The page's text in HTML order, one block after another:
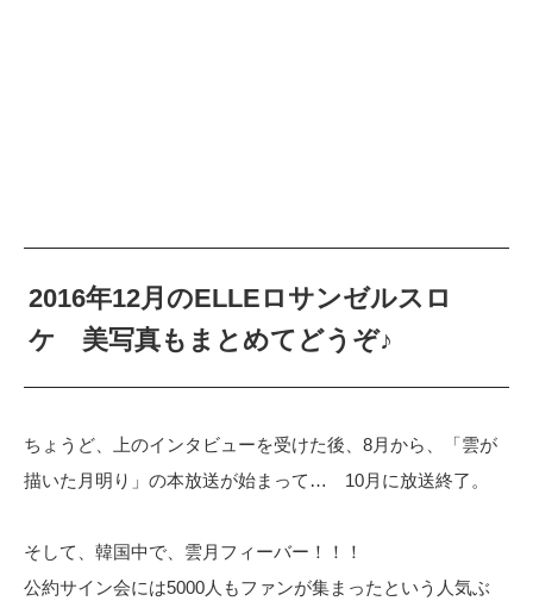
2016年12月のELLEロサンゼルスロ
ケ 美写真もまとめてどうぞ♪
ちょうど、上のインタビューを受けた後、8月から、「雲が
描いた月明り」の本放送が始まって… 10月に放送終了。
そして、韓国中で、雲月フィーバー！！！
公約サイン会には5000人もファンが集まったという人気ぶ